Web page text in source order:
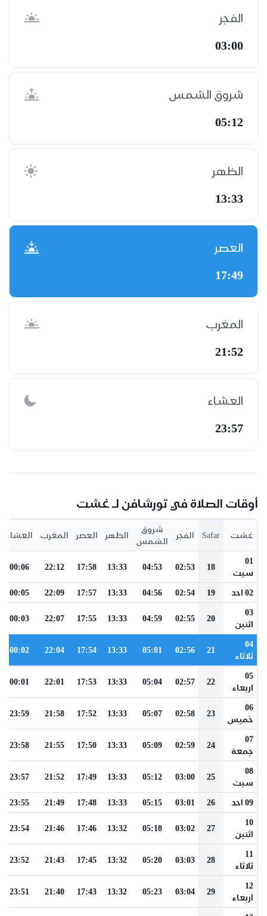
الفجر
03:00
شروق الشمس
05:12
الظهر
13:33
العصر
17:49
المغرب
21:52
العشاء
23:57
أوقات الصلاة في تورشافن لـ غشت
غشت Safar الفجر
شروق
الشمس
الظهر العصر المغرب العشاء
01
سبت
18
02:53
04:53
13:33
17:58
22:12
00:06
02 احد 19
02:54
04:56
13:33
17:57
22:09
00:05
03
اثنين
20
02:55
04:59
13:33
17:55
22:07
00:03
04
ثلاثاء
21
02:56
05:01
13:33
17:54
22:04
00:02
05
اربعاء
22
02:57
05:04
13:33
17:53
22:01
00:01
06
خميس
23
02:58
05:07
13:33
17:52
21:58
23:59
07
جمعة
24
02:59
05:09
13:33
17:50
21:55
23:58
08
سبت
25
03:00
05:12
13:33
17:49
21:52
23:57
09 احد 26
03:01
05:15
13:33
17:48
21:49
23:55
10
اثنين
27
03:02
05:18
13:32
17:46
21:46
23:54
11
ثلاثاء
28
03:03
05:20
13:32
17:45
21:43
23:52
12
اربعاء
29
03:04
05:23
13:32
17:43
21:40
23:51